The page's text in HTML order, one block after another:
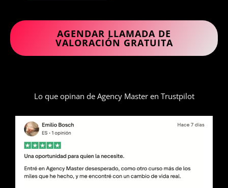
AGENDAR LLAMADA DE
VALORACIÓN GRATUITA
Lo que opinan de Agency Master en Trustpilot